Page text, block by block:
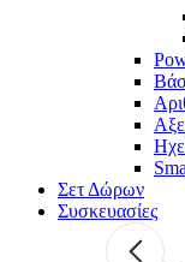
Σετ Δώρων
Συσκευασίες